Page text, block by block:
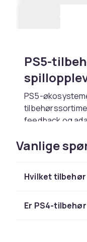
PS5-
PS5-
feedback og
muliggjør co-op.
til Tempest 3D
Vanlige
Hvilket
Er PS4-